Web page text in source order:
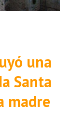
una
Santa
madre